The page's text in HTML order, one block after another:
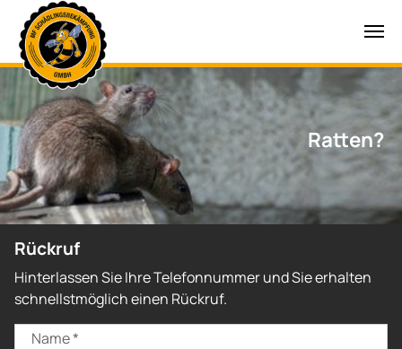
Zum Hauptinhalt springen
Ratten?
Wespen?
Rückruf
Hinterlassen Sie Ihre Telefonnummer und Sie erhalten
schnellstmöglich einen Rückruf.
Name*